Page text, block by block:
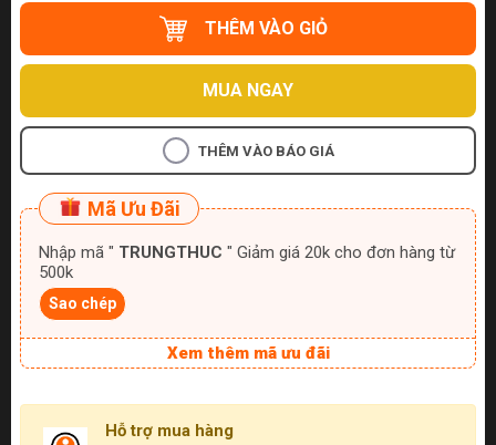
THÊM VÀO GIỎ
MUA NGAY
THÊM VÀO BÁO GIÁ
Mã Ưu Đãi
Nhập mã " TRUNGTHUC " Giảm giá 20k cho đơn hàng từ
500k
Sao chép
Xem thêm mã ưu đãi
Hỗ trợ mua hàng